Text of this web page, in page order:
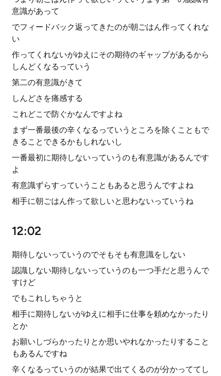
意識があって
でフィードバック返ってきたのが朝ごはん作ってくれな
い
作ってくれないがゆえにその期待のギャップがあるから
しんどくなるっていう
第二の有意識がきて
しんどさを痛感する
これどこで防ぐかなんですよね
まず一番最後の辛くなるっていうところを除くこともで
きることできるかもしれないし
一番最初に期待しないっていうのも有意識があるんです
よ
有意識ずらすっていうこともあると思うんですよね
相手に朝ごはん作って欲しいと思わないっていうね
12:02
期待しないっていうのでそもそも有意識をしない
認識しない期待しないっていうのも一つ手だと思うんで
すけど
でもこれしちゃうと
相手に期待しないがゆえに相手に仕事を頼めなかったり
とか
お願いしづらかったりとか思いやれなかったりすること
もあるんですね
辛くなるっていうのが結果で出てくるのが分かっててし